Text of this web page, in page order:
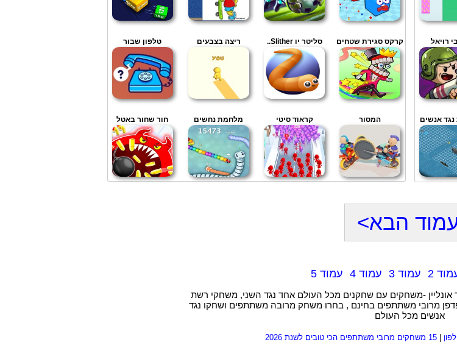
רויאל
נגד אנשים
קרקס סגירת שטחים סליטר יו Slither.. ריצה בצבעים טלפון שבור
המסור קראוד סיטי מלחמת נחשים חור שחור באטל
הבא>
2 עמוד 3 עמוד 4 עמוד 5
-משחקים עם שחקנים מכל העולם אחד נגד השני, משחקי רשת
מרובי משתתפים בחינם , בחרו משחק מרובה משתתפים ושחקו נגד
אנשים מכל העולם
15 משחקים מרובי משתתפים הכי טובים לשנת 2026